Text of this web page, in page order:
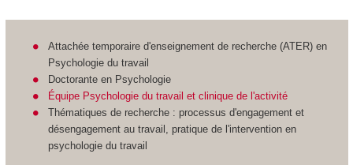
Attachée temporaire d'enseignement de recherche (ATER) en
Psychologie du travail
Doctorante en Psychologie
Équipe Psychologie du travail et clinique de l'activité
Thématiques de recherche : processus d'engagement et
désengagement au travail, pratique de l'intervention en
psychologie du travail